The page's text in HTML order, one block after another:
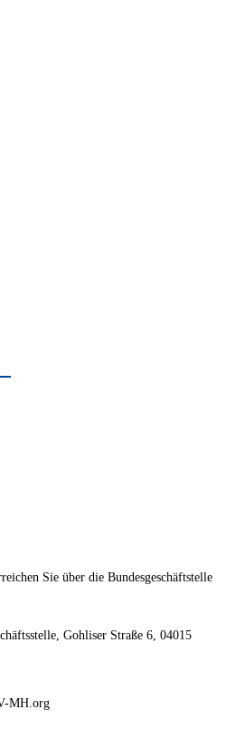
Sie über die Bundesgeschäftstelle
Gohliser Straße 6, 04015
MH.org